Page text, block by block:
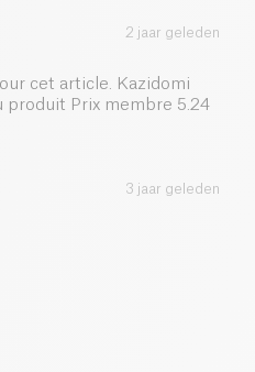
2 jaar geleden
cet article. Kazidomi
produit Prix membre 5.24
3 jaar geleden